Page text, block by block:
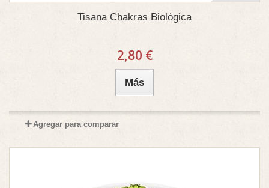
Tisana Chakras Biológica
2,80 €
Más
Agregar para comparar